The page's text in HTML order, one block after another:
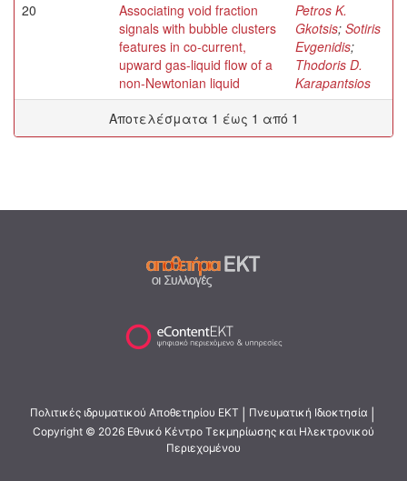
20
Associating void fraction
signals with bubble clusters
features in co-current,
upward gas-liquid flow of a
non-Newtonian liquid
Petros K.
Gkotsis; Sotiris
Evgenidis;
Thodoris D.
Karapantsios
Αποτελέσματα 1 έως 1 από 1